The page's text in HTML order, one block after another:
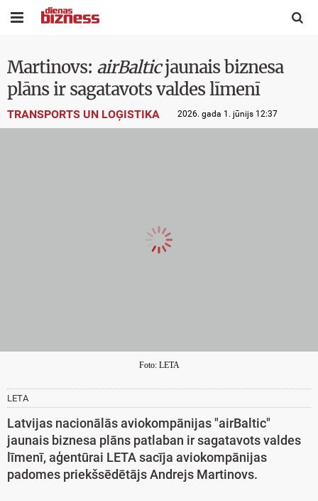
 
Martinovs: airBalticjaunais biznesa
plāns ir sagatavots valdes līmenī
TRANSPORTS UN LOĢISTIKA 2026. gada 1. jūnijs 12:37
Foto: LETA
LETA
Latvijas nacionālās aviokompānijas "airBaltic"
jaunais biznesa plāns patlaban ir sagatavots valdes
līmenī, aģentūrai LETA sacīja aviokompānijas
padomes priekšsēdētājs Andrejs Martinovs.